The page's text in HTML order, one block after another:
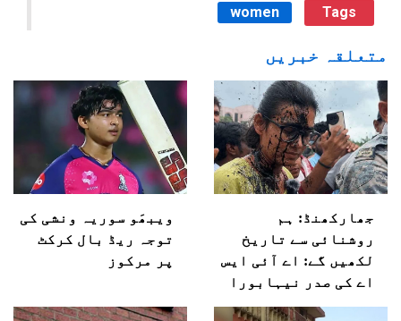
women
Tags
متعلقہ خبریں
جھارکھنڈ: ہم
روشنائی سے تاریخ
لکھیں گے: اے آئی ایس
اے کی صدر نیہابورا
ویبھَو سوریہ ونشی کی
توجہ ریڈ بال کرکٹ
پر مرکوز